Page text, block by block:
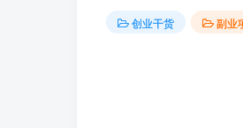
创业干货 副业